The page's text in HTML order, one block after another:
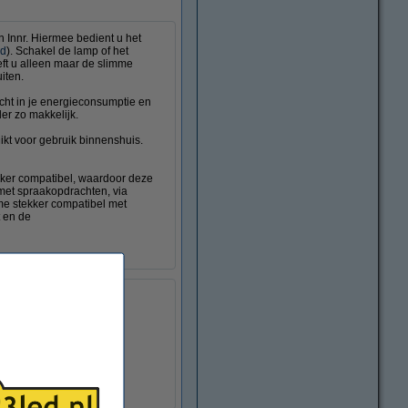
Innr. Hiermee bedient u het
). Schakel de lamp of het
u alleen maar de slimme
in je energieconsumptie en
zo makkelijk.
voor gebruik binnenshuis.
compatibel, waardoor deze
spraakopdrachten, via
stekker compatibel met
en de